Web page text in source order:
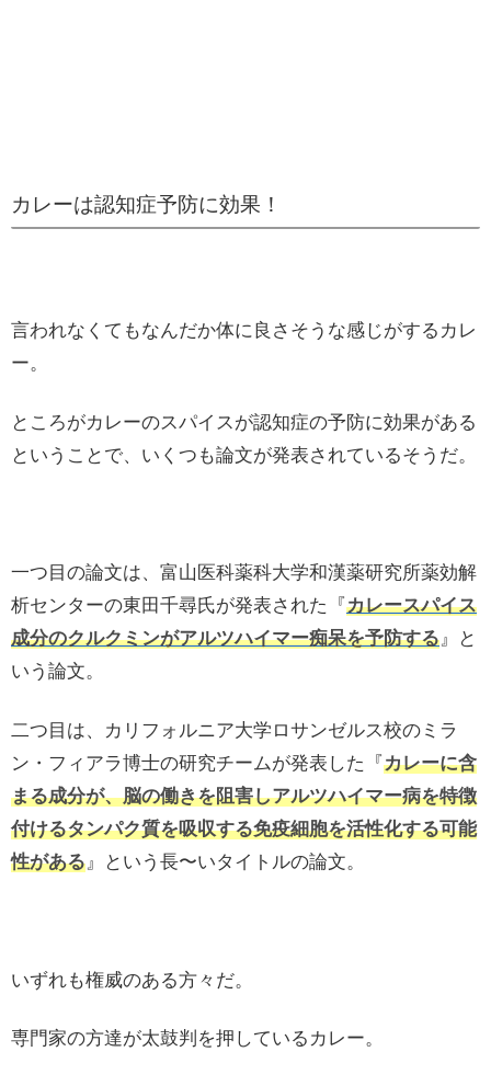
カレーは認知症予防に効果！
言われなくてもなんだか体に良さそうな感じがするカレ
ー。
ところがカレーのスパイスが認知症の予防に効果がある
ということで、いくつも論文が発表されているそうだ。
一つ目の論文は、富山医科薬科大学和漢薬研究所薬効解
析センターの東田千尋氏が発表された『 カレースパイス
成分のクルクミンがアルツハイマー痴呆を予防する』と
いう論文。
二つ目は、カリフォルニア大学ロサンゼルス校のミラ
ン・フィアラ博士の研究チームが発表した『カレーに含
まる成分が、脳の働きを阻害しアルツハイマー病を特徴
付けるタンパク質を吸収する免疫細胞を活性化する可能
性がある』という長〜いタイトルの論文。
いずれも権威のある方々だ。
専門家の方達が太鼓判を押しているカレー。